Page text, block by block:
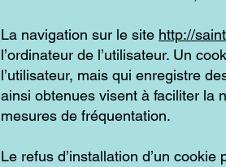
La navigation sur le site http://
l’ordinateur de l’utilisateur. Un
l’utilisateur, mais qui enregistre
ainsi obtenues visent à faciliter la
mesures de fréquentation.
Le refus d’installation d’un